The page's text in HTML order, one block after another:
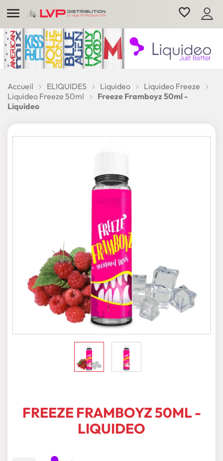
 favorite_border
Accueil ELIQUIDES Liquideo
Liquideo Freeze
Liquideo Freeze 50ml
Freeze Framboyz 50ml -
Liquideo
FREEZE FRAMBOYZ 50ML -
LIQUIDEO